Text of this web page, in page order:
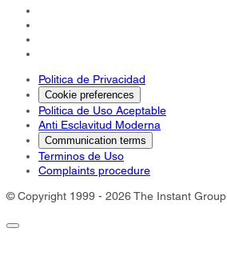
Politica de Privacidad
Cookie preferences
Politica de Uso Aceptable
Anti Esclavitud Moderna
Communication terms
Terminos de Uso
Complaints procedure
© Copyright 1999 - 2026 The Instant Group